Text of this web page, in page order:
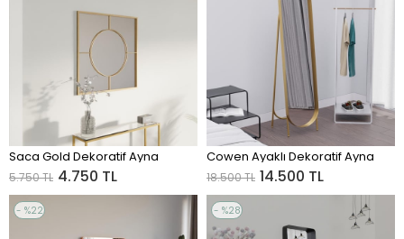
ADD TO CART
Saca Gold Dekoratif Ayna
4.750 TL
5.750 TL
ADD TO CART
Cowen Ayaklı Dekoratif Ayna
14.500 TL
18.500 TL
%22
%28
Sale